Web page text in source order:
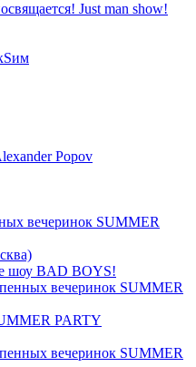
Just man show!
Popov
вечеринок SUMMER
шоу BAD BOYS!
вечеринок SUMMER
PARTY
вечеринок SUMMER